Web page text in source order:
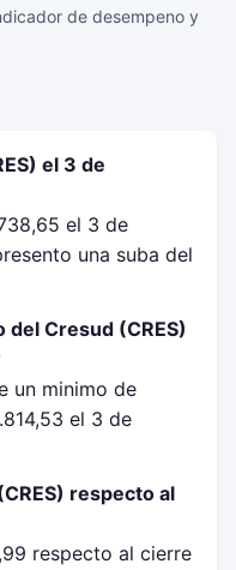
de desempeno y
el 3 de
el 3 de
una suba del
del Cresud (CRES)
un minimo de
el 3 de
respecto al
respecto al cierre